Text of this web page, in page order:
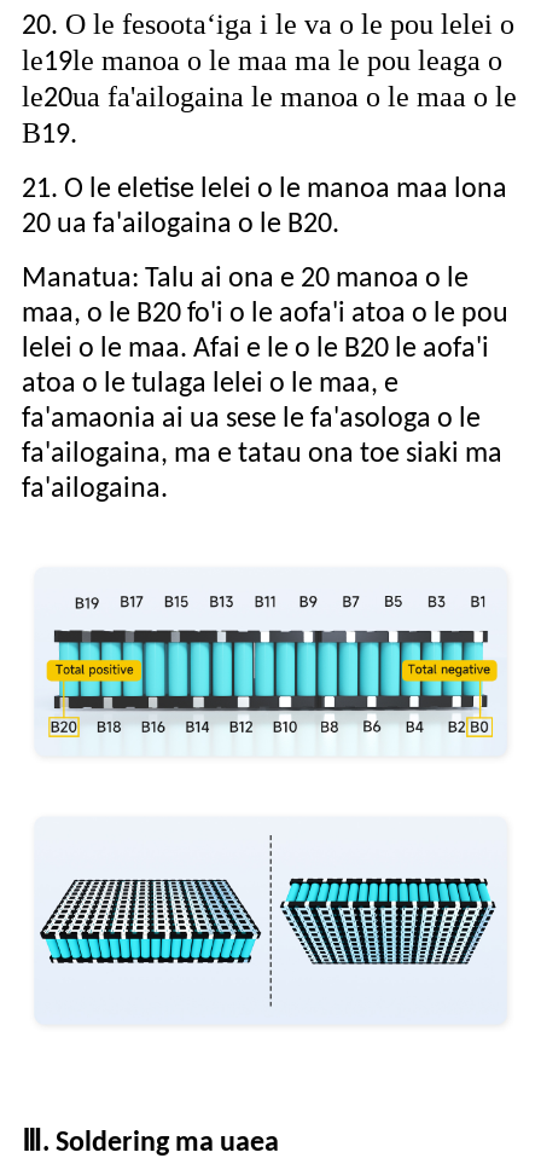
20. O le fesootaʻiga i le va o le pou lelei o
le19le manoa o le maa ma le pou leaga o
le20ua fa'ailogaina le manoa o le maa o le
B19.
21. O le eletise lelei o le manoa maa lona
20 ua fa'ailogaina o le B20.
Manatua: Talu ai ona e 20 manoa o le
maa, o le B20 fo'i o le aofa'i atoa o le pou
lelei o le maa. Afai e le o le B20 le aofa'i
atoa o le tulaga lelei o le maa, e
fa'amaonia ai ua sese le fa'asologa o le
fa'ailogaina, ma e tatau ona toe siaki ma
fa'ailogaina.
. Soldering ma uaea